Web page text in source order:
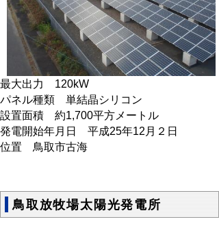
最大出力 120kW
パネル種類 単結晶シリコン
設置面積 約1,700平方メートル
発電開始年月日 平成25年12月２日
位置 鳥取市古海
鳥取放牧場太陽光発電所